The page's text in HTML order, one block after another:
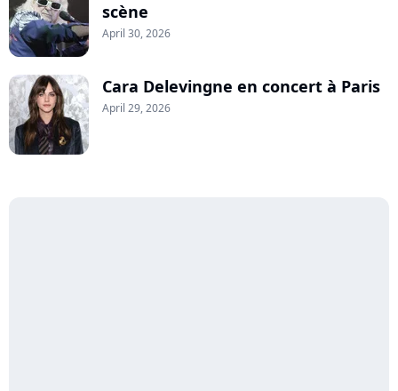
scène
April 30, 2026
Cara Delevingne en concert à Paris
April 29, 2026